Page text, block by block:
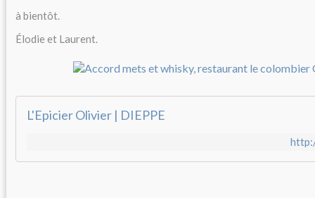
à bientôt.
Élodie et Laurent.
L'Epicier Olivier | DIEPPE